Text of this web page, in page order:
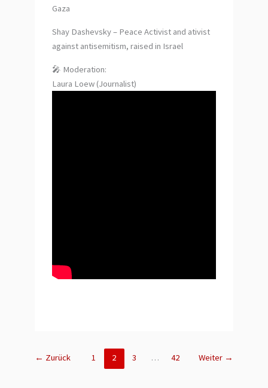
Gaza
Shay Dashevsky – Peace Activist and ativist
against antisemitism, raised in Israel
🎤 Moderation:
Laura Loew (Journalist)
← Zurück 1 2 3 … 42 Weiter →